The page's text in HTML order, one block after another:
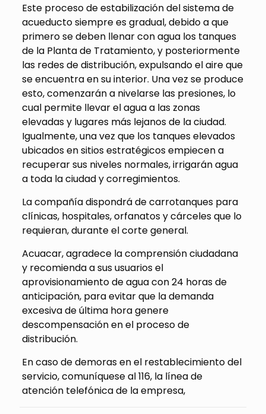
Este proceso de estabilización del sistema de
acueducto siempre es gradual, debido a que
primero se deben llenar con agua los tanques
de la Planta de Tratamiento, y posteriormente
las redes de distribución, expulsando el aire que
se encuentra en su interior. Una vez se produce
esto, comenzarán a nivelarse las presiones, lo
cual permite llevar el agua a las zonas
elevadas y lugares más lejanos de la ciudad.
Igualmente, una vez que los tanques elevados
ubicados en sitios estratégicos empiecen a
recuperar sus niveles normales, irrigarán agua
a toda la ciudad y corregimientos.
La compañía dispondrá de carrotanques para
clínicas, hospitales, orfanatos y cárceles que lo
requieran, durante el corte general.
Acuacar, agradece la comprensión ciudadana
y recomienda a sus usuarios el
aprovisionamiento de agua con 24 horas de
anticipación, para evitar que la demanda
excesiva de última hora genere
descompensación en el proceso de
distribución.
En caso de demoras en el restablecimiento del
servicio, comuníquese al 116, la línea de
atención telefónica de la empresa,